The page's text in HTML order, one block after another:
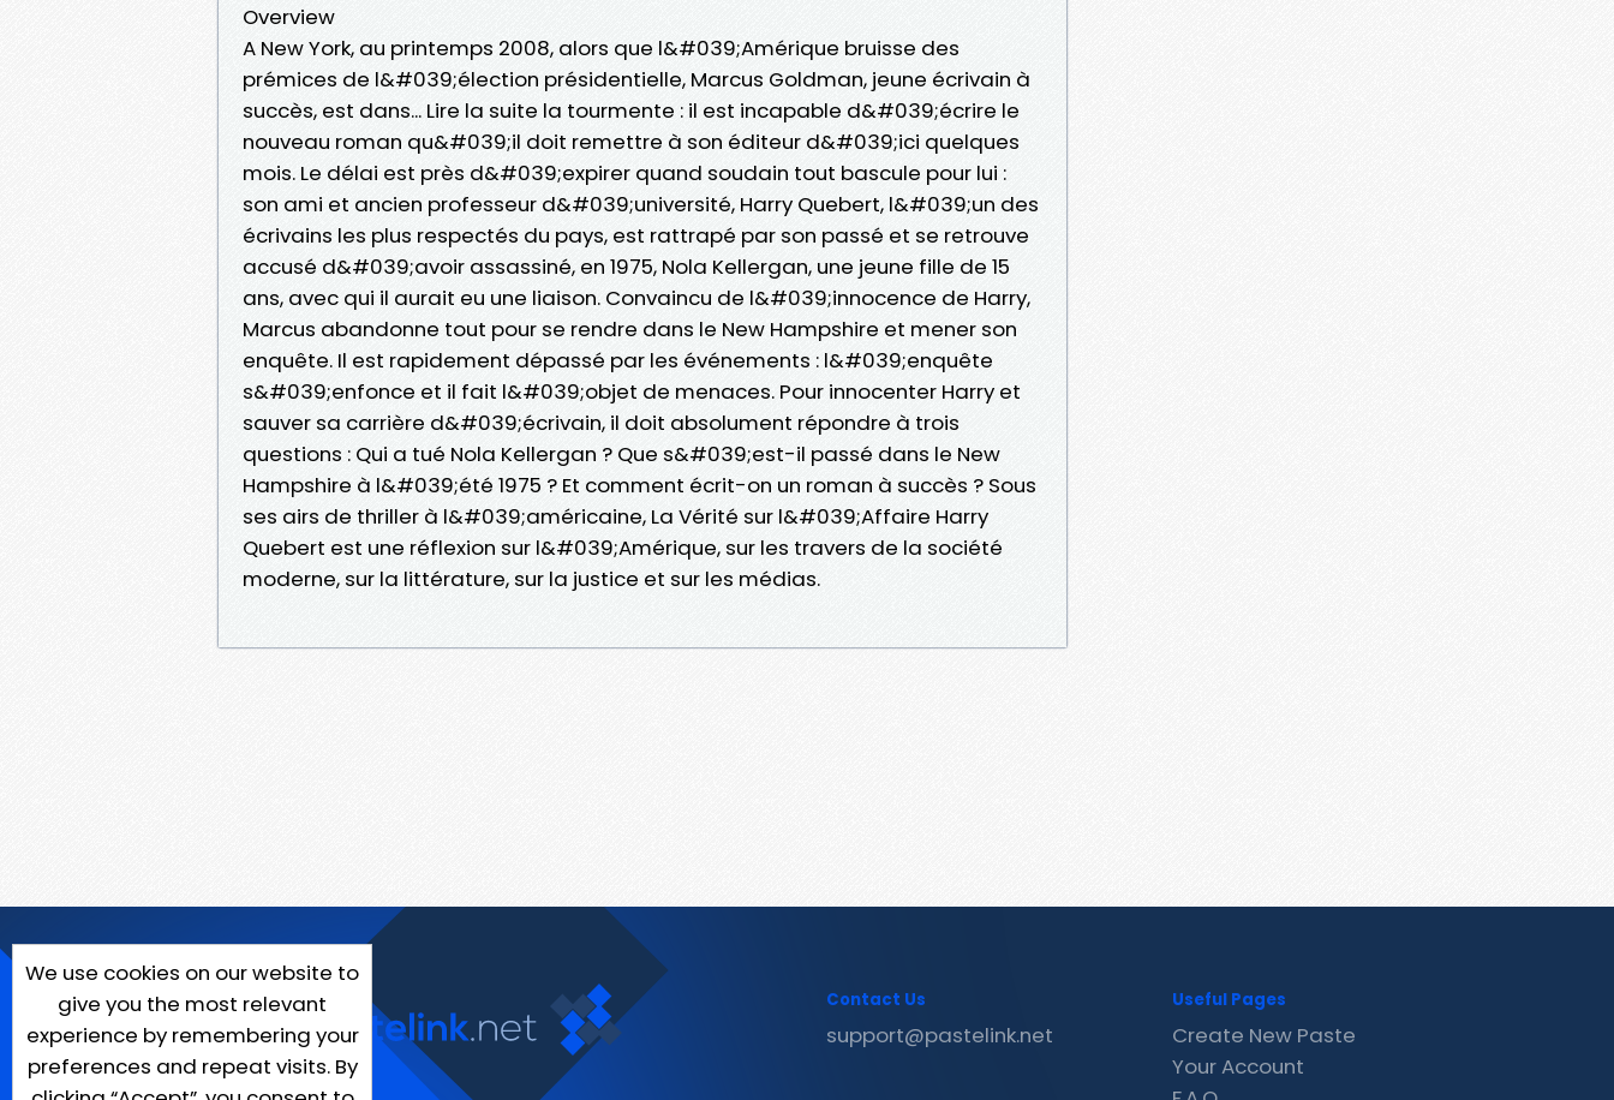
Overview
A New York, au printemps 2008, alors que l&#039;Amérique bruisse des
prémices de l&#039;élection présidentielle, Marcus Goldman, jeune écrivain à
succès, est dans... Lire la suite la tourmente : il est incapable d&#039;écrire le
nouveau roman qu&#039;il doit remettre à son éditeur d&#039;ici quelques
mois. Le délai est près d&#039;expirer quand soudain tout bascule pour lui :
son ami et ancien professeur d&#039;université, Harry Quebert, l&#039;un des
écrivains les plus respectés du pays, est rattrapé par son passé et se retrouve
accusé d&#039;avoir assassiné, en 1975, Nola Kellergan, une jeune fille de 15
ans, avec qui il aurait eu une liaison. Convaincu de l&#039;innocence de Harry,
Marcus abandonne tout pour se rendre dans le New Hampshire et mener son
enquête. Il est rapidement dépassé par les événements : l&#039;enquête
s&#039;enfonce et il fait l&#039;objet de menaces. Pour innocenter Harry et
sauver sa carrière d&#039;écrivain, il doit absolument répondre à trois
questions : Qui a tué Nola Kellergan ? Que s&#039;est-il passé dans le New
Hampshire à l&#039;été 1975 ? Et comment écrit-on un roman à succès ? Sous
ses airs de thriller à l&#039;américaine, La Vérité sur l&#039;Affaire Harry
Quebert est une réflexion sur l&#039;Amérique, sur les travers de la société
moderne, sur la littérature, sur la justice et sur les médias.
We use cookies on our website to
give you the most relevant
experience by remembering your
preferences and repeat visits. By
Contact Us
support@pastelink.net
Useful Pages
Create New Paste
Your Account